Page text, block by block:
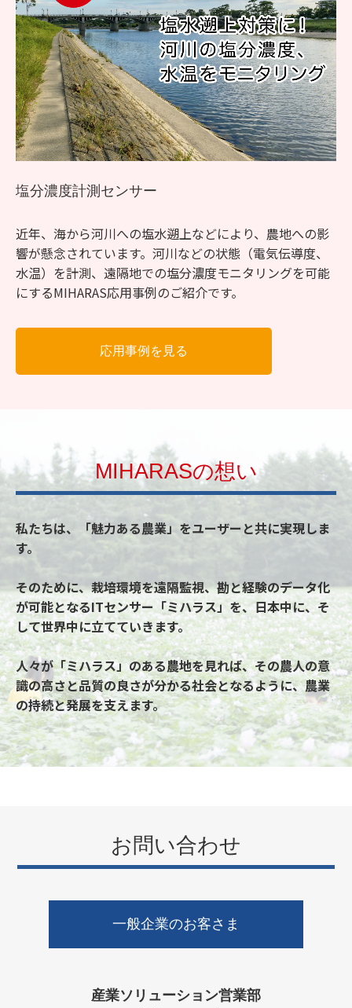
塩分濃度計測センサー
近年、海から河川への塩水遡上などにより、農地への影
響が懸念されています。河川などの状態（電気伝導度、
水温）を計測、遠隔地での塩分濃度モニタリングを可能
にするMIHARAS応用事例のご紹介です。
応用事例を見る
MIHARASの想い
私たちは、「魅力ある農業」をユーザーと共に実現しま
す。
そのために、栽培環境を遠隔監視、勘と経験のデータ化
が可能となるITセンサー「ミハラス」を、日本中に、そ
して世界中に立てていきます。
人々が「ミハラス」のある農地を見れば、その農人の意
識の高さと品質の良さが分かる社会となるように、農業
の持続と発展を支えます。
お問い合わせ
一般企業のお客さま
産業ソリューション営業部